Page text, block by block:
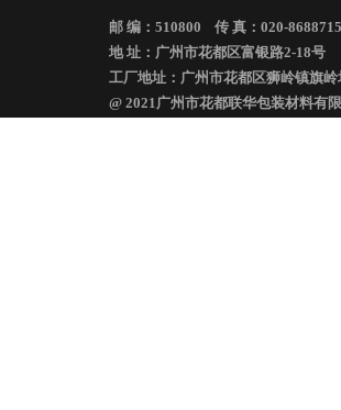
邮 编：510800 传 真：020-
地 址：广州市花都区富银路2-18号
工厂地址：广州市花都区狮岭镇旗
@ 2021广州市花都联华包装材料有